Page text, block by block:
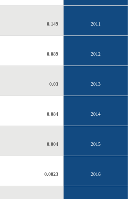
2011
0.149
2012
0.089
2013
0.03
2014
0.084
2015
0.004
2016
0.0023